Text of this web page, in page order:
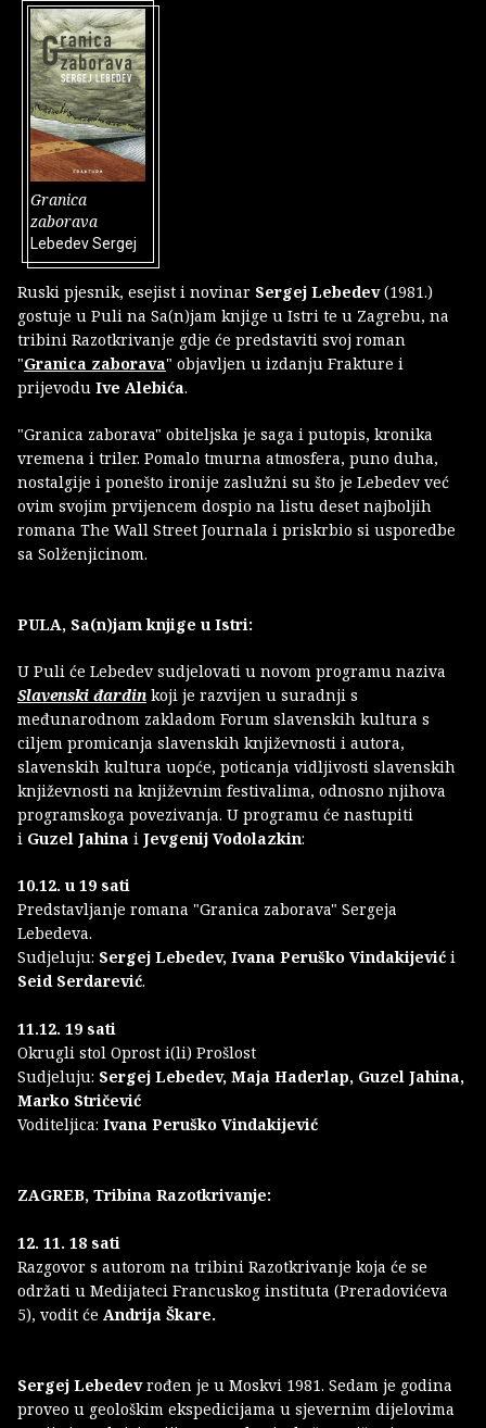
Granica
zaborava
Lebedev Sergej
Ruski pjesnik, esejist i novinar Sergej Lebedev(1981.)
gostuje u Puli na Sa(n)jam knjige u Istri te u Zagrebu, na
tribini Razotkrivanje gdje će predstaviti svoj roman
"Granica zaborava" objavljen u izdanju Frakture i
prijevodu Ive Alebića.
"Granica zaborava" obiteljska je saga i putopis, kronika
vremena i triler. Pomalo tmurna atmosfera, puno duha,
nostalgije i ponešto ironije zaslužni su što je Lebedev već
ovim svojim prvijencem dospio na listu deset najboljih
romana The Wall Street Journala i priskrbio si usporedbe
sa Solženjicinom.
PULA, Sa(n)jam knjige u Istri:
U Puli će Lebedev sudjelovati u novom programu naziva
Slavenski đardin koji je razvijen u suradnji s
međunarodnom zakladom Forum slavenskih kultura s
ciljem promicanja slavenskih književnosti i autora,
slavenskih kultura uopće, poticanja vidljivosti slavenskih
književnosti na književnim festivalima, odnosno njihova
programskoga povezivanja. U programu će nastupiti
i Guzel Jahina i Jevgenij Vodolazkin:
10.12. u 19 sati
Predstavljanje romana "Granica zaborava" Sergeja
Lebedeva.
Sudjeluju: Sergej Lebedev, Ivana Peruško Vindakijević i
Seid Serdarević.
11.12. 19 sati
Okrugli stol Oprost i(li) Prošlost
Sudjeluju: Sergej Lebedev, Maja Haderlap, Guzel Jahina,
Marko Stričević
Voditeljica: Ivana Peruško Vindakijević
ZAGREB, Tribina Razotkrivanje:
12. 11. 18 sati
Razgovor s autorom na tribini Razotkrivanje koja će se
održati u Medijateci Francuskog instituta (Preradovićeva
5), vodit će Andrija Škare.
Sergej Lebedevrođen je u Moskvi 1981. Sedam je godina
proveo u geološkim ekspedicijama u sjevernim dijelovima